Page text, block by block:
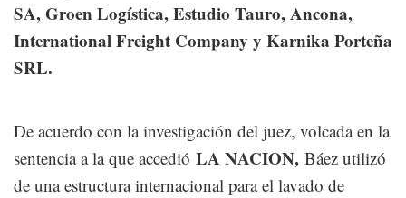
SA, Groen Logística, Estudio Tauro, Ancona,
International Freight Company y Karnika Porteña
SRL.
De acuerdo con la investigación del juez, volcada en la
sentencia a la que accedió LA NACION, Báez utilizó
de una estructura internacional para el lavado de